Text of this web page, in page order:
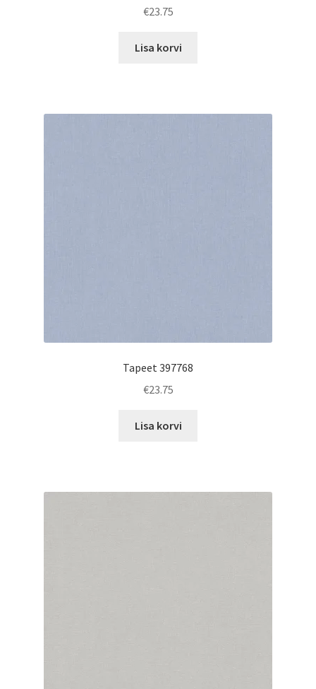
€23.75
Lisa korvi
Tapeet 397768
€23.75
Lisa korvi